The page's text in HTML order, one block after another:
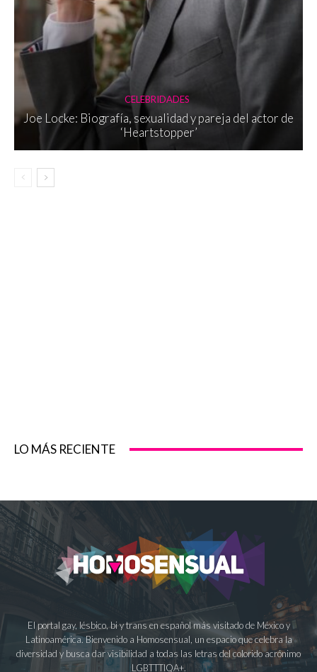
CELEBRIDADES
Joe Locke: Biografía, sexualidad y pareja del actor de
‘Heartstopper’
LO MÁS RECIENTE
El portal gay, lésbico, bi y trans en español más visitado de México y
Latinoamérica. Bienvenido a Homosensual, un espacio que celebra la
diversidad y busca dar visibilidad a todas las letras del colorido acrónimo
LGBTTTIQA+.